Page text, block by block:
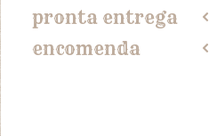
pronta entrega 2
encomenda 2